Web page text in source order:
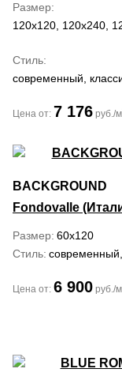
Размер
120x120, 120x240,
Стиль
современный,
Цена от: 7 176 руб./м
BACKGROUND
Fondovalle
Размер 60x120
Стиль
Цена от: 6 900 руб./м